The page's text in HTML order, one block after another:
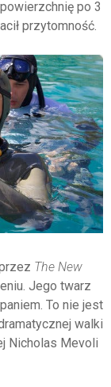
po 3
przytomność.
The New
Jego twarz
To nie jest
walki
Nicholas Mevoli